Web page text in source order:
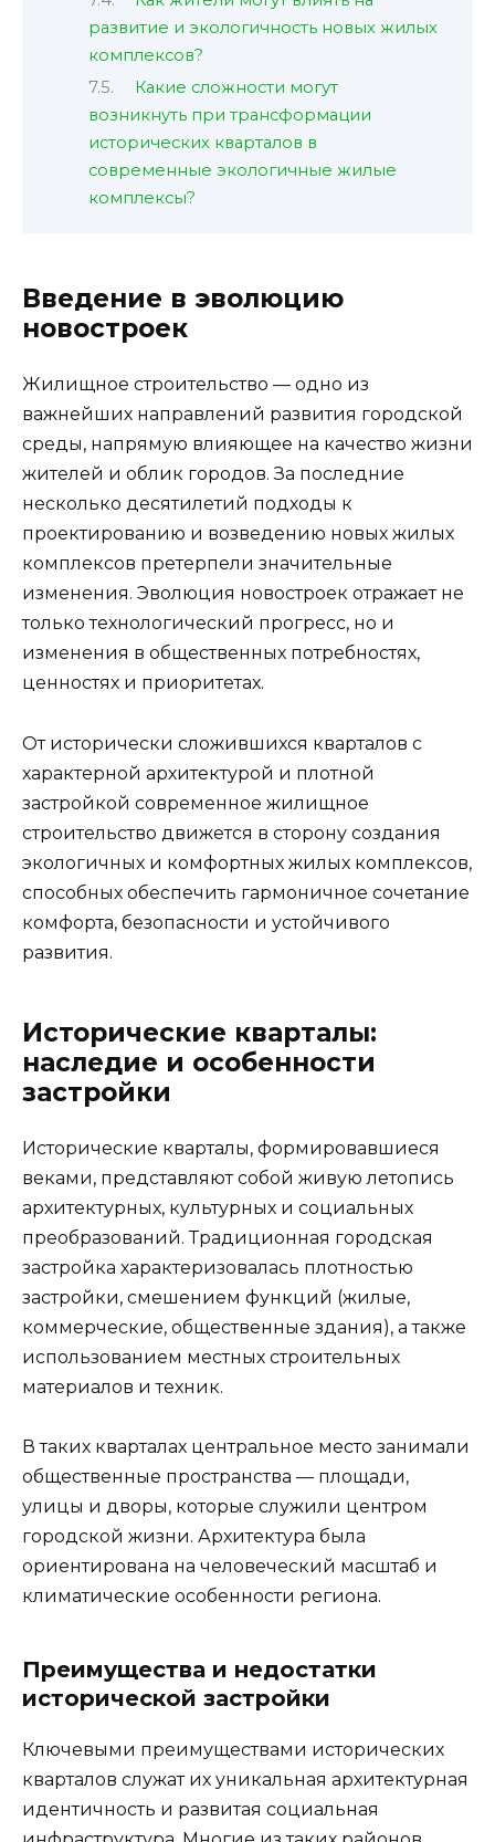
развитие и экологичность новых жилых
комплексов?
Какие сложности могут
возникнуть при трансформации
исторических кварталов в
современные экологичные жилые
комплексы?
Введение в эволюцию
новостроек
Жилищное строительство — одно из
важнейших направлений развития городской
среды, напрямую влияющее на качество жизни
жителей и облик городов. За последние
несколько десятилетий подходы к
проектированию и возведению новых жилых
комплексов претерпели значительные
изменения. Эволюция новостроек отражает не
только технологический прогресс, но и
изменения в общественных потребностях,
ценностях и приоритетах.
От исторически сложившихся кварталов с
характерной архитектурой и плотной
застройкой современное жилищное
строительство движется в сторону создания
экологичных и комфортных жилых комплексов,
способных обеспечить гармоничное сочетание
комфорта, безопасности и устойчивого
развития.
Исторические кварталы:
наследие и особенности
застройки
Исторические кварталы, формировавшиеся
веками, представляют собой живую летопись
архитектурных, культурных и социальных
преобразований. Традиционная городская
застройка характеризовалась плотностью
застройки, смешением функций (жилые,
коммерческие, общественные здания), а также
использованием местных строительных
материалов и техник.
В таких кварталах центральное место занимали
общественные пространства — площади,
улицы и дворы, которые служили центром
городской жизни. Архитектура была
ориентирована на человеческий масштаб и
климатические особенности региона.
Преимущества и недостатки
исторической застройки
Ключевыми преимуществами исторических
кварталов служат их уникальная архитектурная
идентичность и развитая социальная